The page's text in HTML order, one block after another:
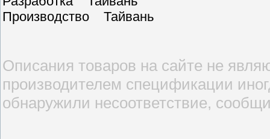
Производство Тайвань
Описания товаров на сайте не
производителем спецификации
обнаружили несоответствие,